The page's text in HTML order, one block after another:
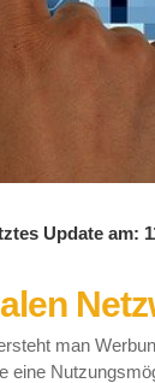
Update am:
man
eine